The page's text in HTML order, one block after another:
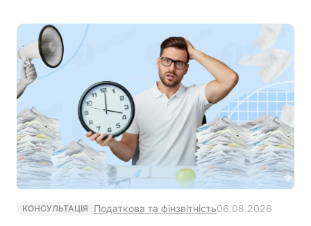
враховувати особливості, встановлені
Податковим кодексом України
КОНСУЛЬТАЦІЯ Податкова та фінзвітність06.08.2026